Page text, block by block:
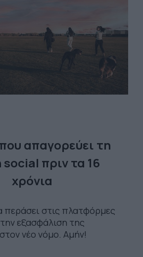
απαγορεύει τη
πριν τα 16
χρόνια
περάσει στις πλατφόρμες
εξασφάλιση της
νέο νόμο. Αμήν!